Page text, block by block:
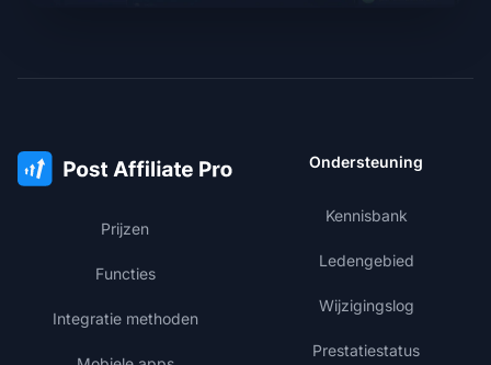
Prijzen
Functies
Integratie methoden
Ondersteuning
Kennisbank
Ledengebied
Wijzigingslog
Prestatiestatus